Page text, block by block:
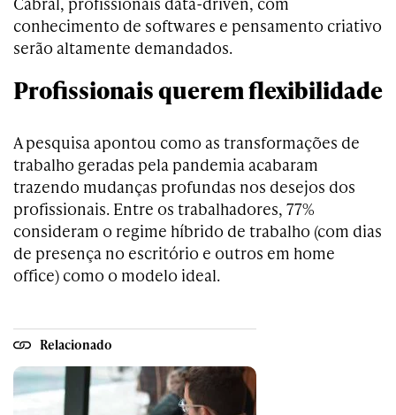
conhecimento de softwares e pensamento criativo
serão altamente demandados.
Profissionais querem flexibilidade
A pesquisa apontou como as transformações de
trabalho geradas pela pandemia acabaram
trazendo mudanças profundas nos desejos dos
profissionais. Entre os trabalhadores, 77%
consideram o regime híbrido de trabalho (com dias
de presença no escritório e outros em home
office) como o modelo ideal.
Relacionado